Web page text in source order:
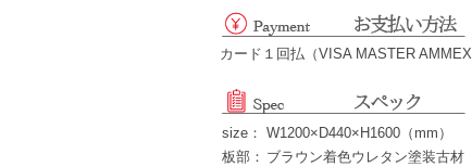
カード１回払（VISA MASTER
size： W1200×D440×H1600（mm）
板部： ブラウン着色ウレタン塗装古材